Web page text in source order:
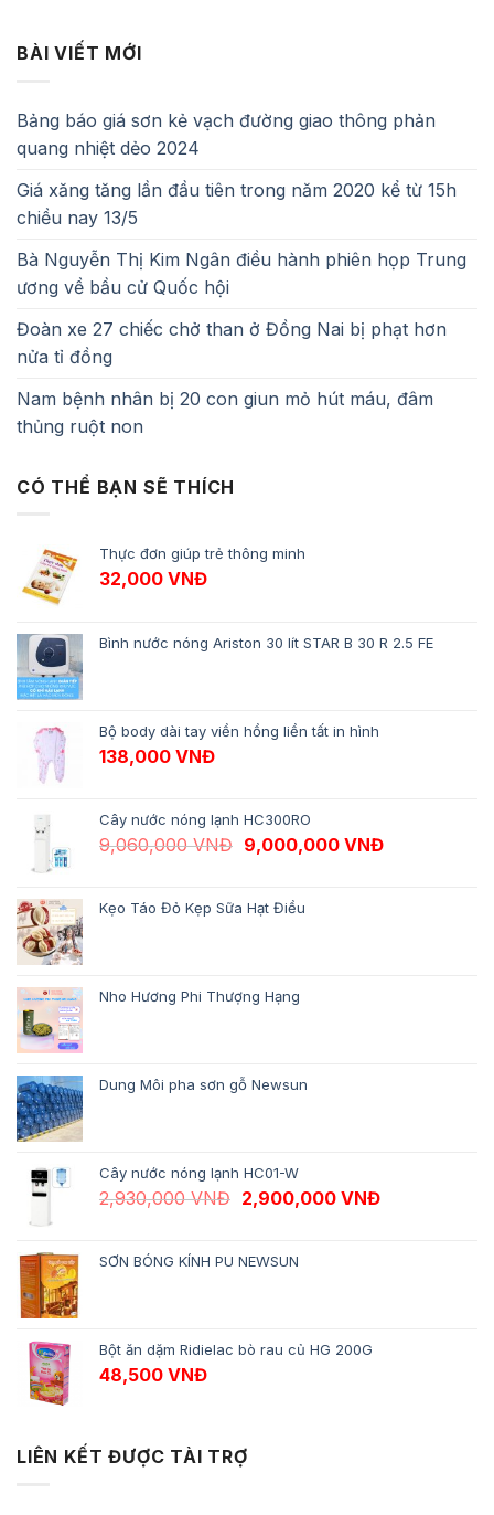
BÀI VIẾT MỚI
Bảng báo giá sơn kẻ vạch đường giao thông phản
quang nhiệt dẻo 2024
Giá xăng tăng lần đầu tiên trong năm 2020 kể từ 15h
chiều nay 13/5
Bà Nguyễn Thị Kim Ngân điều hành phiên họp Trung
ương về bầu cử Quốc hội
Đoàn xe 27 chiếc chở than ở Đồng Nai bị phạt hơn
nửa tỉ đồng
Nam bệnh nhân bị 20 con giun mỏ hút máu, đâm
thủng ruột non
CÓ THỂ BẠN SẼ THÍCH
Thực đơn giúp trẻ thông minh
32,000 VNĐ
Bình nước nóng Ariston 30 lít STAR B 30 R 2.5 FE
Bộ body dài tay viền hồng liền tất in hình
138,000 VNĐ
Cây nước nóng lạnh HC300RO
9,060,000VNĐ Giá gốc là: 9,060,000 VNĐ.
9,000,000 VNĐGiá hiện tại
Kẹo Táo Đỏ Kẹp Sữa Hạt Điều
Nho Hương Phi Thượng Hạng
Dung Môi pha sơn gỗ Newsun
Cây nước nóng lạnh HC01-W
2,930,000VNĐ Giá gốc là: 2,930,000 VNĐ.
2,900,000 VNĐGiá hiện tại
SƠN BÓNG KÍNH PU NEWSUN
Bột ăn dặm Ridielac bò rau củ HG 200G
48,500 VNĐ
LIÊN KẾT ĐƯỢC TÀI TRỢ